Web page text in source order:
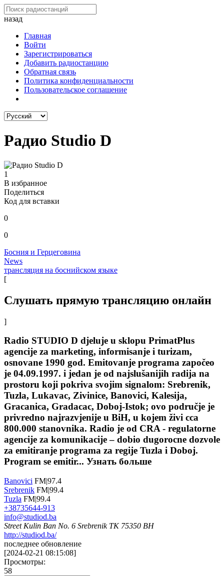
назад
Главная
Войти
Зарегистрироваться
Добавить радиостанцию
Обратная связь
Политика конфиденциальности
Пользовательское соглашение
Радио Studio D
1
В избранное
Поделиться
Код для вставки
0
0
Босния и Герцеговина
News
трансляция на боснийском языке
[
Слушать прямую трансляцию онлайн
]
Radio STUDIO D djeluje u sklopu PrimatPlus
agencije za marketing, informisanje i turizam,
osnovane 1990 god. Emitovanje programa započeo
je 04.09.1997. i jedan je od najslušanijih radija na
prostoru koji pokriva svojim signalom: Srebrenik,
Tuzla, Lukavac, Zivinice, Banovici, Kalesija,
Gracanica, Gradacac, Doboj-Istok; ovo područje je
privredno najrazvjenije u BiH, u kojem živi cca
800.000 stanovnika. Radio je od CRA - regulatorne
agencije za komunikacije – dobio dugorocne dozvole
za emitiranje programa za regije Tuzla i Doboj.
Program se emitir... Узнать больше
Banovici FM|97.4
Srebrenik FM|99.4
Tuzla FM|99.4
+38735644-913
info@studiod.ba
Street Kulin Ban No. 6 Srebrenik TK 75350 BH
http://studiod.ba/
последнее обновление
[2024-02-21 08:15:08]
Просмотры:
58